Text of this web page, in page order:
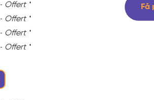
Offert *
Offert *
Offert *
Offert *
Få